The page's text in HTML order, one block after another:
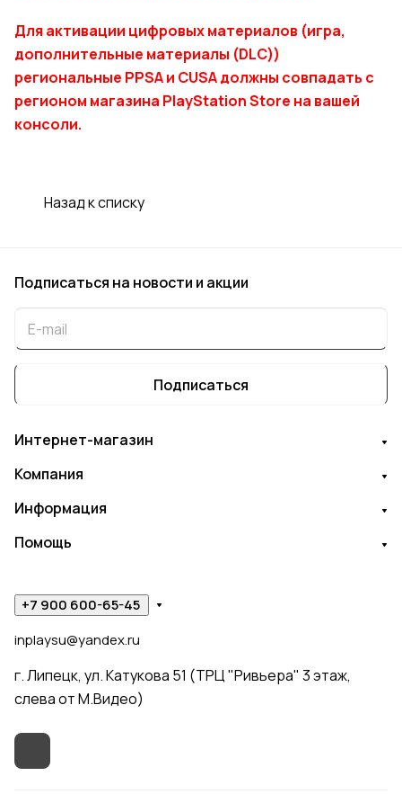
Для активации цифровых материалов (игра,
дополнительные материалы (DLC))
региональные PPSA и CUSA должны совпадать с
регионом магазина PlayStation Store на вашей
консоли.
Назад к списку
Подписаться на новости и акции
Подписаться
Интернет-магазин
Компания
Информация
Помощь
+7 900 600-65-45
inplaysu@yandex.ru
г. Липецк, ул. Катукова 51 (ТРЦ "Ривьера" 3 этаж,
слева от М.Видео)